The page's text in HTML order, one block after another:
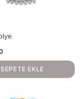
SEPETE EKLE